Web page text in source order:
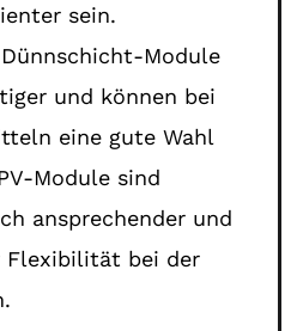
sein.
Module
und können bei
eine gute Wahl
Module sind
ansprechender und
Flexibilität bei der